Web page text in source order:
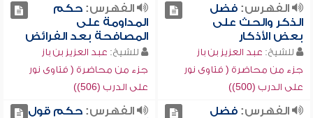
الفهرس:فضل
الذكر والحث على
بعض الأذكار
للشيخ: عبد العزيز بن باز
جزء من محاضرة ( فتاوى نور
على الدرب (500))
الفهرس:حكم
المداومة على
المصافحة بعد الفرائض
للشيخ: عبد العزيز بن باز
جزء من محاضرة ( فتاوى نور
على الدرب (506))
الفهرس:فضل
الفهرس:حكم قول